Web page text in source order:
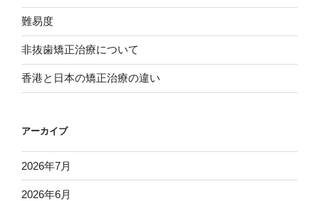
難易度
非抜歯矯正治療について
香港と日本の矯正治療の違い
アーカイブ
2026年7月
2026年6月